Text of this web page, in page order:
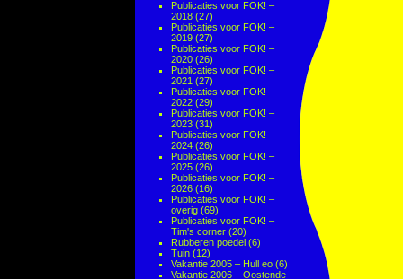
Publicaties voor FOK! –
2018 (27)
Publicaties voor FOK! –
2019 (27)
Publicaties voor FOK! –
2020 (26)
Publicaties voor FOK! –
2021 (27)
Publicaties voor FOK! –
2022 (29)
Publicaties voor FOK! –
2023 (31)
Publicaties voor FOK! –
2024 (26)
Publicaties voor FOK! –
2025 (26)
Publicaties voor FOK! –
2026 (16)
Publicaties voor FOK! –
overig (69)
Publicaties voor FOK! –
Tim's corner (20)
Rubberen poedel (6)
Tuin (12)
Vakantie 2005 – Hull eo (6)
Vakantie 2006 – Oostende